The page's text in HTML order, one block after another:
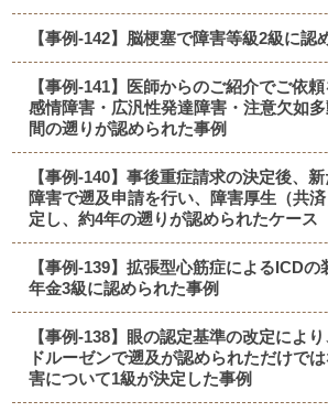
【事例-142】脳梗塞で障害等級2級に認
【事例-141】医師からのご紹介でご依
感情障害・広汎性発達障害・注意欠如
間の遡りが認められた事例
【事例-140】事後重症請求の決定後、
障害で遡及申請を行い、障害厚生（共
定し、約4年の遡りが認められたケース
【事例-139】拡張型心筋症によるICDの
年金3級に認められた事例
【事例-138】眼の認定基準の改定によ
ドルーゼンで遡及が認められただけで
害について1級が決定した事例